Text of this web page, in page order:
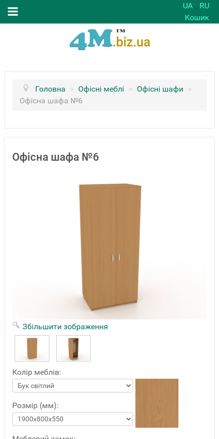
UA
RU
Кошик
Головна > Офісні меблі > Офісні шафи >
Офісна шафа №6
Офісна шафа №6
Збільшити зображення
Колір меблів:
Розмір (мм):